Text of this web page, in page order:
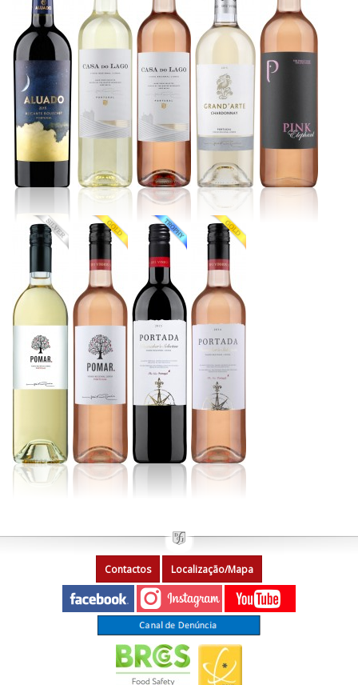
Contactos Localização/Mapa